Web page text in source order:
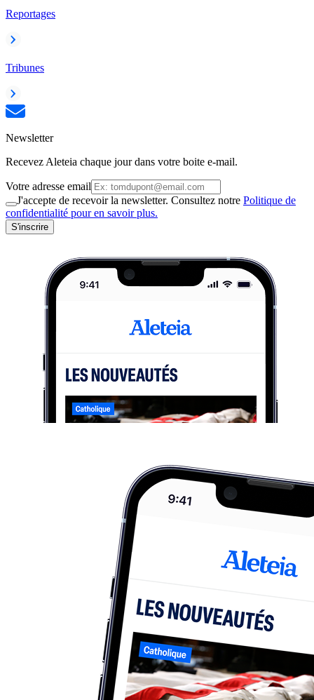
Reportages
Tribunes
Newsletter
Recevez Aleteia chaque jour dans votre boite e-mail.
Votre adresse email
J'accepte de recevoir la newsletter. Consultez notre Politique de
confidentialité pour en savoir plus.
S'inscrire